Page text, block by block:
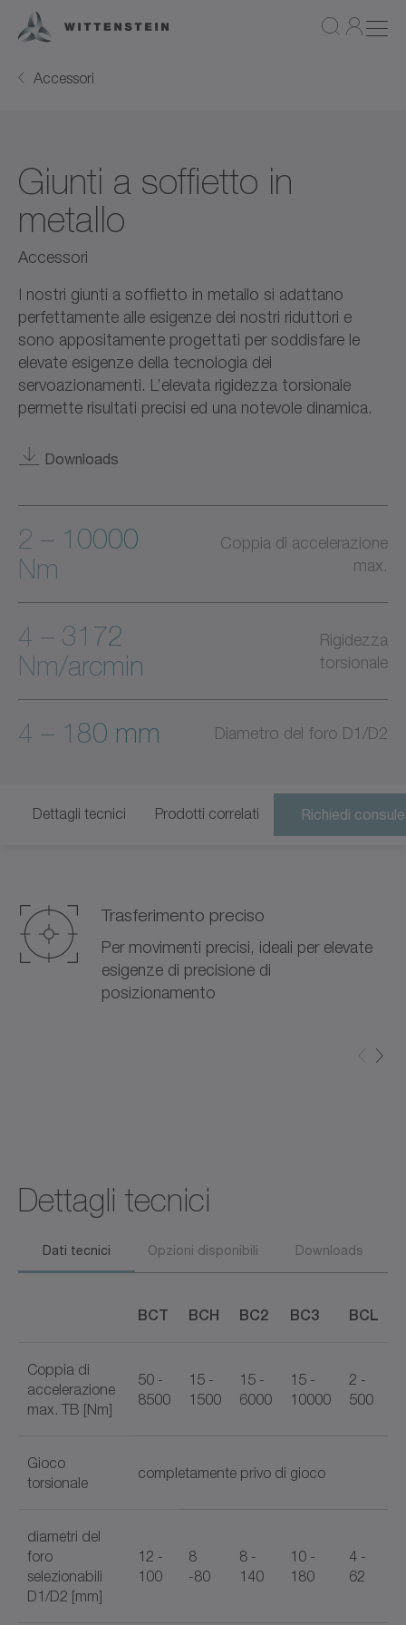
Accessori
Giunti a soffietto in
metallo
Accessori
I nostri giunti a soffietto in metallo si adattano
perfettamente alle esigenze dei nostri riduttori e
sono appositamente progettati per soddisfare le
elevate esigenze della tecnologia dei
servoazionamenti. L’elevata rigidezza torsionale
permette risultati precisi ed una notevole dinamica.
Downloads
2 – 10000
Nm
Coppia di accelerazione
max.
4 – 3172
Nm/arcmin
Rigidezza
torsionale
4 – 180 mm Diametro del foro D1/D2
Dettagli tecnici Prodotti correlati Richiedi
Trasferimento preciso
Per movimenti precisi, ideali per elevate
esigenze di precisione di
posizionamento
Dettagli tecnici
Dati tecnici Opzioni disponibili Downloads
BCT BCH BC2 BC3 BCL
Coppia di
accelerazione
max. TB [Nm]
50 -
8500
15 -
1500
15 -
6000
15 -
10000
2 -
500
Gioco
torsionale
completamente privo di gioco
diametri del
foro
selezionabili
D1/D2 [mm]
12 -
100
8
-80
8 -
140
10 -
180
4 -
62